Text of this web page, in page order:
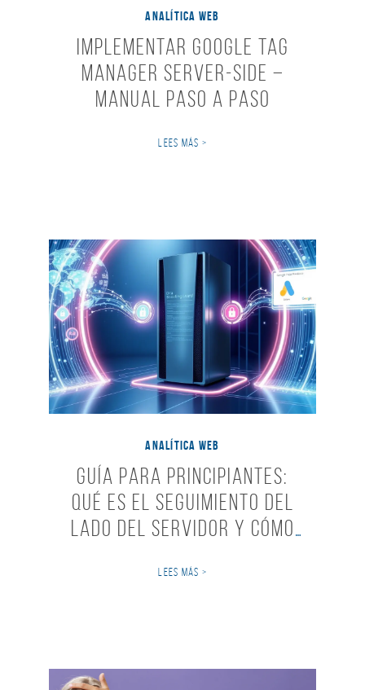
ANALÍTICA WEB
Implementar Google Tag
Manager Server-Side –
Manual Paso a Paso
LEES MÁS >
ANALÍTICA WEB
Guía para Principiantes:
Qué es el Seguimiento del
Lado del Servidor y Cómo
LEES MÁS >